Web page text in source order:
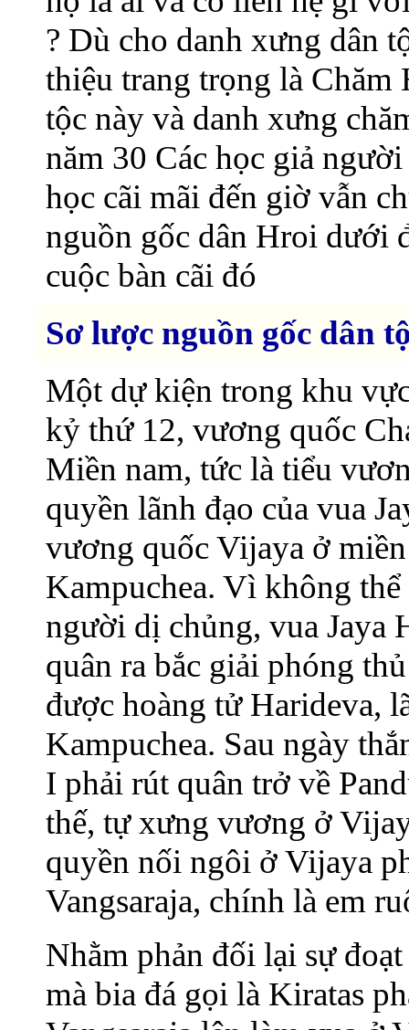
? Dù cho danh xưng dân
thiệu trang trọng là Chăm
tộc này và danh xưng
năm 30 Các học giả
học cãi mãi đến giờ vẫn
nguồn gốc dân Hroi dưới
cuộc bàn cãi đó
Sơ lược nguồn gốc dân
Một dự kiện trong khu
kỷ thứ 12, vương quốc
Miền nam, tức là tiểu
quyền lãnh đạo của vua
vương quốc Vijaya ở
Kampuchea. Vì không
người dị chủng, vua Jaya
quân ra bắc giải phóng
được hoàng tử Harideva,
Kampuchea. Sau ngày
I phải rút quân trở về
thế, tự xưng vương ở
quyền nối ngôi ở Vijaya
Vangsaraja, chính là em
Nhằm phản đối lại sự
mà bia đá gọi là Kiratas